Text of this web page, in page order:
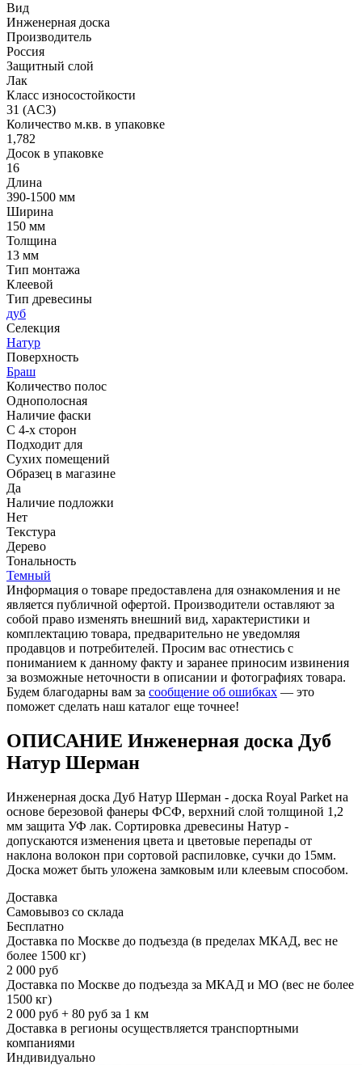
Вид
Инженерная доска
Производитель
Россия
Защитный слой
Лак
Класс износостойкости
31 (AC3)
Количество м.кв. в упаковке
1,782
Досок в упаковке
16
Длина
390-1500 мм
Ширина
150 мм
Толщина
13 мм
Тип монтажа
Клеевой
Тип древесины
дуб
Селекция
Натур
Поверхность
Браш
Количество полос
Однополосная
Наличие фаски
С 4-х сторон
Подходит для
Сухих помещений
Образец в магазине
Да
Наличие подложки
Нет
Текстура
Дерево
Тональность
Темный
Информация о товаре предоставлена для ознакомления и не
является публичной офертой. Производители оставляют за
собой право изменять внешний вид, характеристики и
комплектацию товара, предварительно не уведомляя
продавцов и потребителей. Просим вас отнестись с
пониманием к данному факту и заранее приносим извинения
за возможные неточности в описании и фотографиях товара.
Будем благодарны вам за сообщение об ошибках — это
поможет сделать наш каталог еще точнее!
ОПИСАНИЕ Инженерная доска Дуб
Натур Шерман
Инженерная доска Дуб Натур Шерман - доска Royal Parket на
основе березовой фанеры ФСФ, верхний слой толщиной 1,2
мм защита УФ лак. Сортировка древесины Натур -
допускаются изменения цвета и цветовые перепады от
наклона волокон при сортовой распиловке, сучки до 15мм.
Доска может быть уложена замковым или клеевым способом.
Доставка
Самовывоз со склада
Бесплатно
Доставка по Москве до подъезда (в пределах МКАД, вес не
более 1500 кг)
2 000 руб
Доставка по Москве до подъезда за МКАД и МО (вес не более
1500 кг)
2 000 руб + 80 руб за 1 км
Доставка в регионы осуществляется транспортными
компаниями
Индивидуально